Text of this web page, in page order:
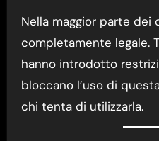
Nella maggior parte dei
completamente legale.
hanno introdotto
bloccano l’uso di
chi tenta di utilizzarla.